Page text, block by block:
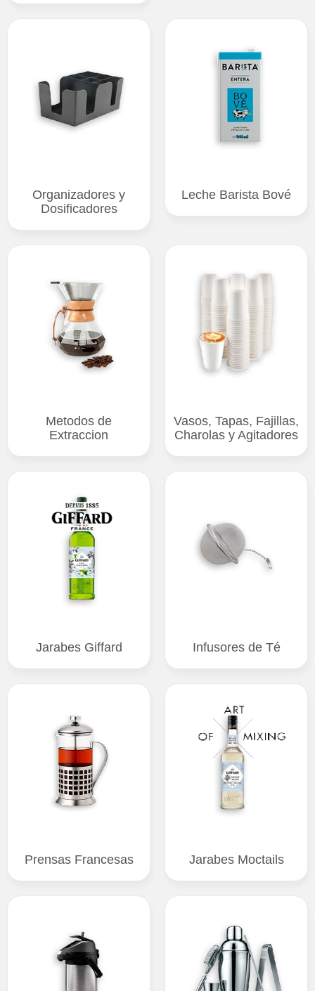
Organizadores y
Dosificadores
Leche Barista Bové
Metodos de
Extraccion
Vasos, Tapas, Fajillas,
Charolas y Agitadores
Jarabes Giffard Infusores de Té
Prensas Francesas Jarabes Moctails